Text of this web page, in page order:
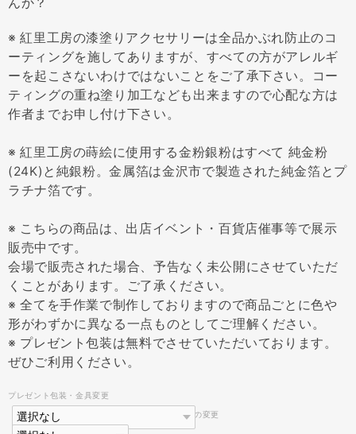
※ 紅里工房の漆塗りアクセサリーは全品かぶれ防止のコ
ーティングを施してありますが、すべての方がアレルギ
ーを起こさないわけではないことをご了承下さい。コー
ティングの重ね塗り加工なども出来ますので心配な方は
作者までお申し付け下さい。
※ 紅里工房の蒔絵に使用する金粉銀粉はすべて 純金粉
(24K)と純銀粉。金属箔は金沢市で製造された純金箔とプ
ラチナ箔です。
※ こちらの商品は、出店イベント・百貨店催事等で展示
販売中です。
会場で販売された場合、予告なく未公開にさせていただ
くことがあります。ご了承ください。
※ 全てを手作業で制作しておりますので商品ごとに色や
形がわずかに異なる一点ものとしてご理解ください。
※ プレゼント包装は無料でさせていただいております。
ぜひご利用ください。
プレゼント包装・金具変更
金具の変更